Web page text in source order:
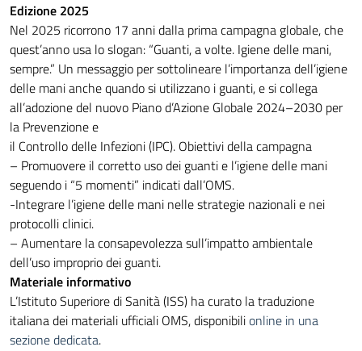
Edizione 2025
Nel 2025 ricorrono 17 anni dalla prima campagna globale, che
quest’anno usa lo slogan: “Guanti, a volte. Igiene delle mani,
sempre.” Un messaggio per sottolineare l’importanza dell’igiene
delle mani anche quando si utilizzano i guanti, e si collega
all’adozione del nuovo Piano d’Azione Globale 2024–2030 per
la Prevenzione e
il Controllo delle Infezioni (IPC). Obiettivi della campagna
– Promuovere il corretto uso dei guanti e l’igiene delle mani
seguendo i “5 momenti” indicati dall’OMS.
-Integrare l’igiene delle mani nelle strategie nazionali e nei
protocolli clinici.
– Aumentare la consapevolezza sull’impatto ambientale
dell’uso improprio dei guanti.
Materiale informativo
L’Istituto Superiore di Sanità (ISS) ha curato la traduzione
italiana dei materiali ufficiali OMS, disponibilionline in una
sezione dedicata.